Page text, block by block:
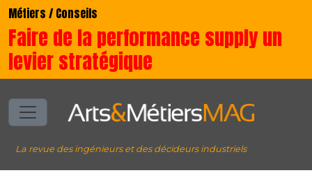
Métiers / Conseils
Faire de la performance supply un
levier stratégique
La revue des ingénieurs et des décideurs industriels